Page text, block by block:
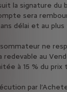
la signature du
sera
délai et au plus
ne
redevable au
à 15 % du prix
par